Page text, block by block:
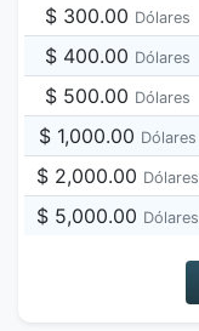
$ 300.00 Dólares
$ 400.00 Dólares
$ 500.00 Dólares
$ 1,000.00 Dólares
$ 2,000.00 Dólares
$ 5,000.00 Dólares